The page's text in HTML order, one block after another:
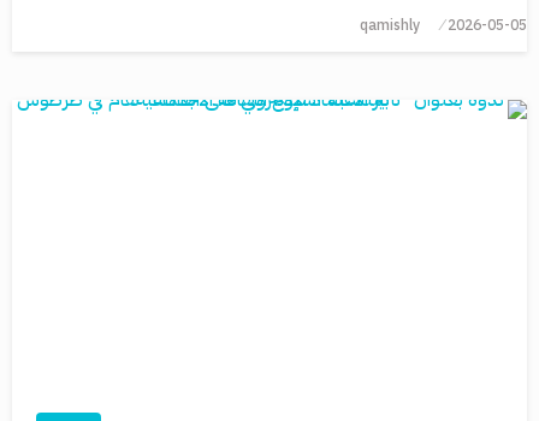
2026-05-05
qamishly